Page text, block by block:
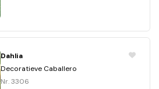
Dahlia
Decoratieve Caballero
Nr. 3306